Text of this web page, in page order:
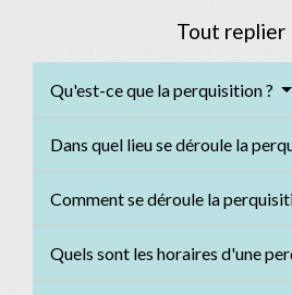
Tout replier
Qu'est-ce que la perquisition ?
Dans quel lieu se déroule la
Comment se déroule la
Quels sont les horaires d'une